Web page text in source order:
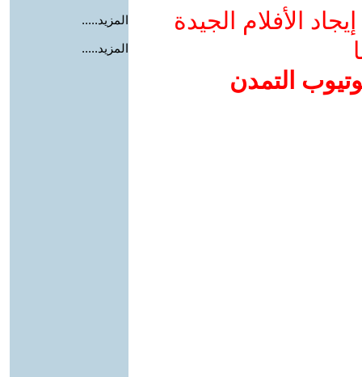
الأفلام الجيدة
التمدن
المزيد.....
المزيد.....